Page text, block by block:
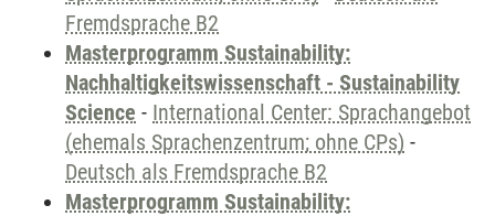
Fremdsprache B2
Masterprogramm Sustainability:
Nachhaltigkeitswissenschaft - Sustainability
Science - International Center: Sprachangebot
(ehemals Sprachenzentrum; ohne CPs) -
Deutsch als Fremdsprache B2
Masterprogramm Sustainability: